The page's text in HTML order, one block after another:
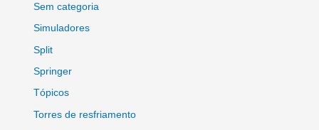
Sem categoria
Simuladores
Split
Springer
Tópicos
Torres de resfriamento